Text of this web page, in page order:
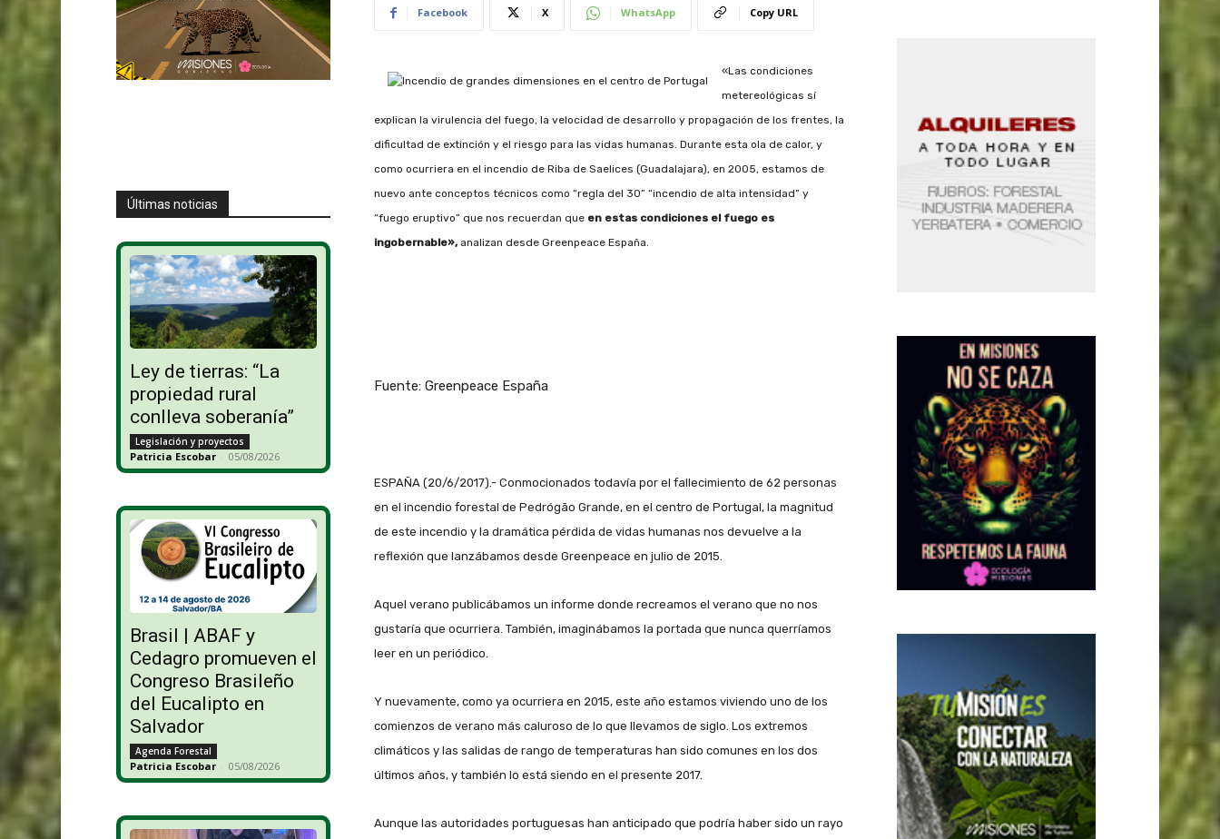
Últimas noticias
Ley de tierras: “La
propiedad rural
conlleva soberanía”
Legislación y proyectos
Patricia Escobar - 05/08/2026
Brasil | ABAF y
Cedagro promueven el
Congreso Brasileño
del Eucalipto en
Salvador
Agenda Forestal
Patricia Escobar - 05/08/2026
Facebook X WhatsApp Copy URL
«Las condiciones
metereológicas sí
explican la virulencia del fuego, la velocidad de desarrollo y propagación de los frentes, la
dificultad de extinción y el riesgo para las vidas humanas. Durante esta ola de calor, y
como ocurriera en el incendio de Riba de Saelices (Guadalajara), en 2005, estamos de
nuevo ante conceptos técnicos como “regla del 30” “incendio de alta intensidad” y
“fuego eruptivo” que nos recuerdan que en estas condiciones el fuego es
ingobernable», analizan desde Greenpeace España.
Fuente: Greenpeace España
ESPAÑA (20/6/2017).- Conmocionados todavía por el fallecimiento de 62 personas
en el incendio forestal de Pedrógão Grande, en el centro de Portugal, la magnitud
de este incendio y la dramática pérdida de vidas humanas nos devuelve a la
reflexión que lanzábamos desde Greenpeace en julio de 2015.
Aquel verano publicábamos un informe donde recreamos el verano que no nos
gustaría que ocurriera. También, imaginábamos la portada que nunca querríamos
leer en un periódico.
Y nuevamente, como ya ocurriera en 2015, este año estamos viviendo uno de los
comienzos de verano más caluroso de lo que llevamos de siglo. Los extremos
climáticos y las salidas de rango de temperaturas han sido comunes en los dos
últimos años, y también lo está siendo en el presente 2017.
Aunque las autoridades portuguesas han anticipado que podría haber sido un rayo